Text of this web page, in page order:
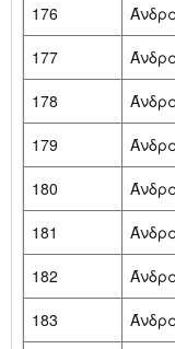
176
177
178
179
180
181
182
183